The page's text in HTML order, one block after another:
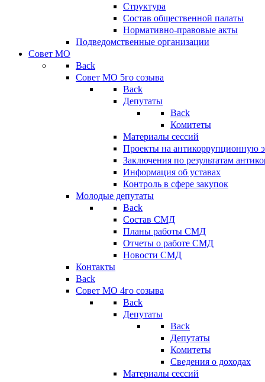
Структура
Состав общественной палаты
Нормативно-правовые акты
Подведомственные организации
Совет МО
Back
Совет МО 5го созыва
Back
Депутаты
Back
Комитеты
Материалы сессий
Проекты на антикоррупционную
Заключения по результатам
Информация об уставах
Контроль в сфере закупок
Молодые депутаты
Back
Состав СМД
Планы работы СМД
Отчеты о работе СМД
Новости СМД
Контакты
Back
Совет МО 4го созыва
Back
Депутаты
Back
Депутаты
Комитеты
Сведения о доходах
Материалы сессий